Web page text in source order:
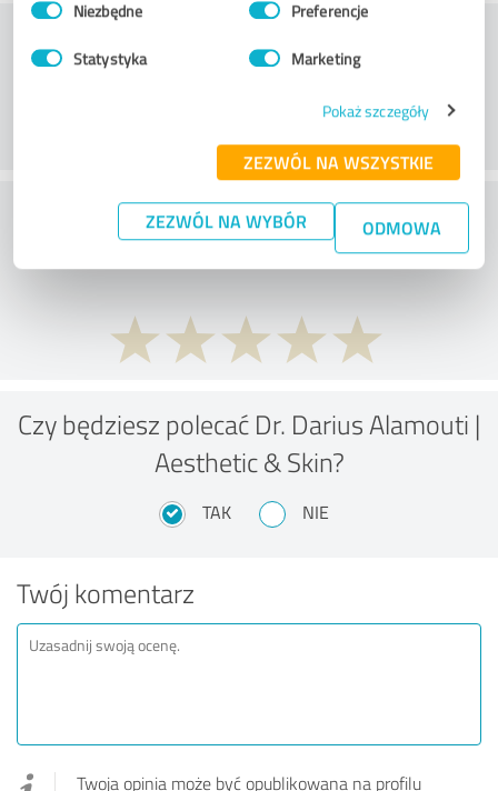
zgody Niezbędne Preferencje
Statystyka Marketing
Pokaż szczegóły
ZEZWÓL NA WSZYSTKIE
ZEZWÓL NA WYBÓR ODMOWA
Service
Co sądzisz o stosunku kosztów do
korzyści?
Czy będziesz polecać Dr. Darius Alamouti |
Aesthetic & Skin?
TAK NIE
Twój komentarz
Twoja opinia może być opublikowana na profilu